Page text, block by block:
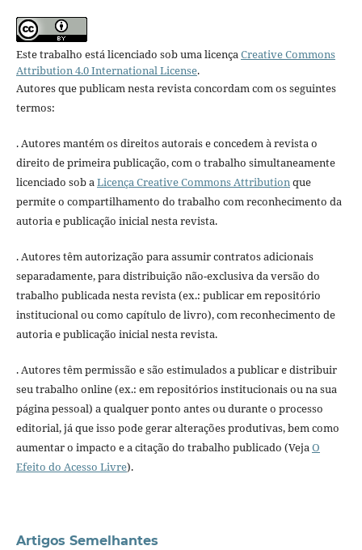
Este trabalho está licenciado sob uma licençaCreative Commons
Attribution 4.0 International License.
Autores que publicam nesta revista concordam com os seguintes
termos:
. Autores mantém os direitos autorais e concedem à revista o
direito de primeira publicação, com o trabalho simultaneamente
licenciado sob aLicença Creative Commons Attributionque
permite o compartilhamento do trabalho com reconhecimento da
autoria e publicação inicial nesta revista.
. Autores têm autorização para assumir contratos adicionais
separadamente, para distribuição não-exclusiva da versão do
trabalho publicada nesta revista (ex.: publicar em repositório
institucional ou como capítulo de livro), com reconhecimento de
autoria e publicação inicial nesta revista.
. Autores têm permissão e são estimulados a publicar e distribuir
seu trabalho online (ex.: em repositórios institucionais ou na sua
página pessoal) a qualquer ponto antes ou durante o processo
editorial, já que isso pode gerar alterações produtivas, bem como
aumentar o impacto e a citação do trabalho publicado (VejaO
Efeito do Acesso Livre).
Artigos Semelhantes